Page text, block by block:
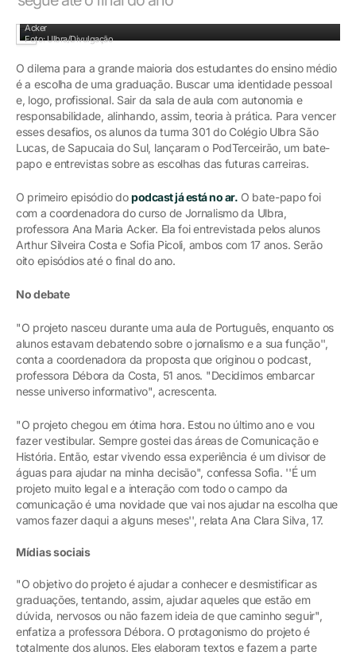
Acker
Foto: Ulbra/Divulgação
O dilema para a grande maioria dos estudantes do ensino médio
é a escolha de uma graduação. Buscar uma identidade pessoal
e, logo, profissional. Sair da sala de aula com autonomia e
responsabilidade, alinhando, assim, teoria à prática. Para vencer
esses desafios, os alunos da turma 301 do Colégio Ulbra São
Lucas, de Sapucaia do Sul, lançaram o PodTerceirão, um bate-
papo e entrevistas sobre as escolhas das futuras carreiras.
O primeiro episódio dopodcast já está no ar. O bate-papo foi
com a coordenadora do curso de Jornalismo da Ulbra,
professora Ana Maria Acker. Ela foi entrevistada pelos alunos
Arthur Silveira Costa e Sofia Picoli, ambos com 17 anos. Serão
oito episódios até o final do ano.
No debate
"O projeto nasceu durante uma aula de Português, enquanto os
alunos estavam debatendo sobre o jornalismo e a sua função'',
conta a coordenadora da proposta que originou o podcast,
professora Débora da Costa, 51 anos. "Decidimos embarcar
nesse universo informativo", acrescenta.
"O projeto chegou em ótima hora. Estou no último ano e vou
fazer vestibular. Sempre gostei das áreas de Comunicação e
História. Então, estar vivendo essa experiência é um divisor de
águas para ajudar na minha decisão", confessa Sofia. ''É um
projeto muito legal e a interação com todo o campo da
comunicação é uma novidade que vai nos ajudar na escolha que
vamos fazer daqui a alguns meses'', relata Ana Clara Silva, 17.
Mídias sociais
"O objetivo do projeto é ajudar a conhecer e desmistificar as
graduações, tentando, assim, ajudar aqueles que estão em
dúvida, nervosos ou não fazem ideia de que caminho seguir",
enfatiza a professora Débora. O protagonismo do projeto é
totalmente dos alunos. Eles elaboram textos e fazem a parte